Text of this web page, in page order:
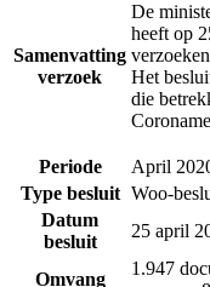
Samenvatting
verzoek
De
heeft op
Het
die
Periode
April
Type besluit Woo-
Datum
besluit
25 april
Omvang
1.947